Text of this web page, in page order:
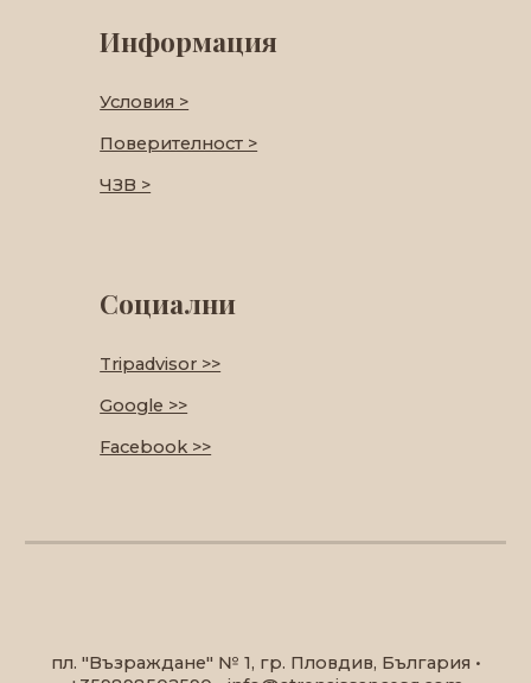
Информация
Условия >
Поверителност >
ЧЗВ >
Социални
Tripadvisor >>
Google >>
Facebook >>
пл. "Възраждане" № 1, гр. Пловдив, България •